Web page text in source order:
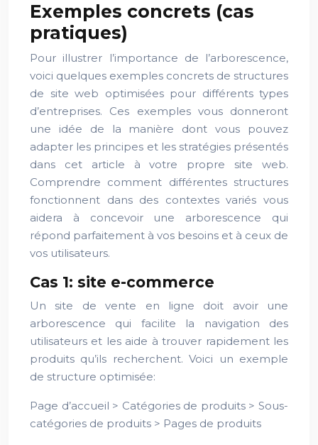
Exemples concrets (cas
pratiques)
Pour illustrer l’importance de l’arborescence,
voici quelques exemples concrets de structures
de site web optimisées pour différents types
d’entreprises. Ces exemples vous donneront
une idée de la manière dont vous pouvez
adapter les principes et les stratégies présentés
dans cet article à votre propre site web.
Comprendre comment différentes structures
fonctionnent dans des contextes variés vous
aidera à concevoir une arborescence qui
répond parfaitement à vos besoins et à ceux de
vos utilisateurs.
Cas 1: site e-commerce
Un site de vente en ligne doit avoir une
arborescence qui facilite la navigation des
utilisateurs et les aide à trouver rapidement les
produits qu’ils recherchent. Voici un exemple
de structure optimisée:
Page d’accueil > Catégories de produits > Sous-
catégories de produits > Pages de produits